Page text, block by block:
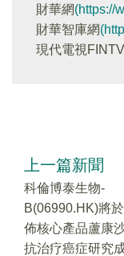
財華網(https://
財華智庫網
現代電視FINTV
上一篇新聞
科倫博泰生物-
B(06990.HK)將
佈核心產品蘆康
抗治疗癌症研究